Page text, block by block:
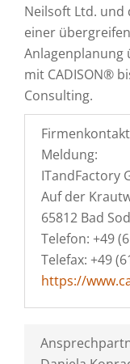
Neilsoft Ltd. und
einer
Anlagenplanung
mit CADISON®
Consulting.
Meldung:
ITandFactory
Auf der
65812 Bad
Telefon: +49
Telefax: +49
https://